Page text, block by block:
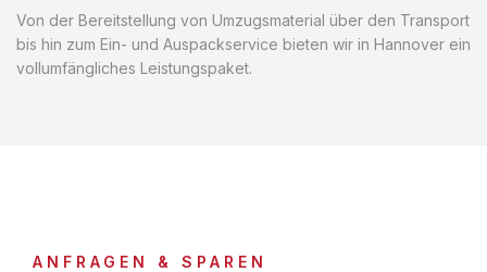
Von der Bereitstellung von Umzugsmaterial über den Transport
bis hin zum Ein- und Auspackservice bieten wir in Hannover ein
vollumfängliches Leistungspaket.
ANFRAGEN & SPAREN